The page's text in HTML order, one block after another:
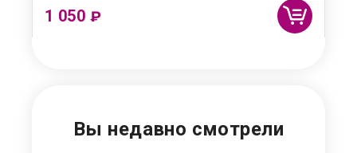
1 050 ₽
Вы недавно смотрели